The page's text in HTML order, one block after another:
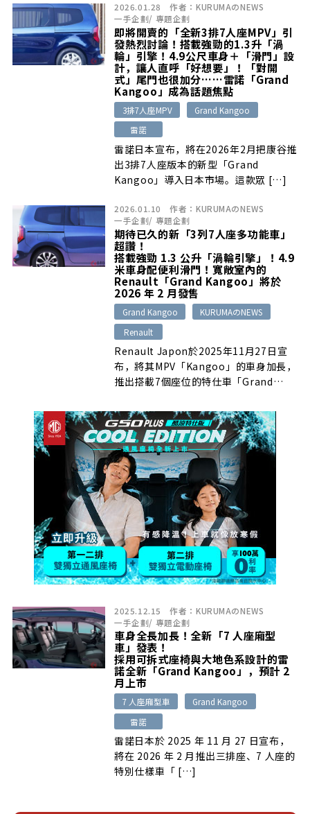
2026.01.28 作者： KURUMAのNEWS
一手企劃/ 專題企劃
即將開賣的「全新3排7人座MPV」引
發熱烈討論！搭載強勁的1.3升「渦
輪」引擎！4.9公尺車身＋「滑門」設
計，讓人直呼「好想要」！「對開
式」尾門也很加分……雷諾「Grand
Kangoo」成為話題焦點
3排7人座MPV
Grand Kangoo
雷諾
雷諾日本宣布，將在2026年2月把康谷推
出3排7人座版本的新型「Grand
Kangoo」導入日本市場。這款眾 […]
2026.01.10 作者： KURUMAのNEWS
一手企劃/ 專題企劃
期待已久的新「3列7人座多功能車」
超讚！
搭載強勁 1.3 公升「渦輪引擎」！4.9
米車身配便利滑門！寬敞室內的
Renault「Grand Kangoo」將於
2026 年 2 月發售
Grand Kangoo
KURUMAのNEWS
Renault
Renault Japon於2025年11月27日宣
布，將其MPV「Kangoo」的車身加長，
推出搭載7個座位的特仕車「Grand
2025.12.15 作者： KURUMAのNEWS
一手企劃/ 專題企劃
車身全長加長！全新「7 人座廂型
車」發表！
採用可拆式座椅與大地色系設計的雷
諾全新「Grand Kangoo」，預計 2
月上市
7 人座廂型車
Grand Kangoo
雷諾
雷諾日本於 2025 年 11 月 27 日宣布，
將在 2026 年 2 月推出三排座、7 人座的
特別仕樣車「 […]